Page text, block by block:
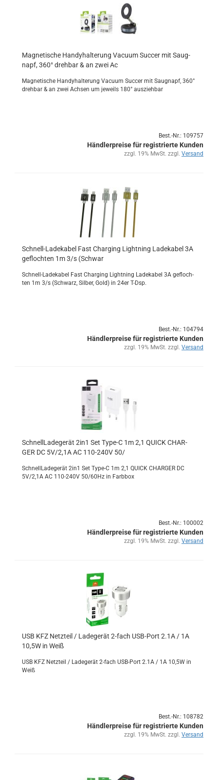
Ma­gne­ti­sche Han­dy­hal­te­rung Va­cu­um Suc­cer mit Saug­
napf, 360° dreh­bar & an zwei Ac
Ma­gne­ti­sche Han­dy­hal­te­rung Va­cu­um Suc­cer mit Saug­napf, 360°
dreh­bar & an zwei Ach­sen um je­weils 180° aus­zieh­bar
Best.-Nr.: 109757
Händlerpreise für registrierte Kunden
zzgl. 19% MwSt. zzgl. Versand
Schnell-​​La­de­ka­bel Fast Char­ging Light­ning La­de­ka­bel 3A
ge­floch­ten 1m 3/s (Schwar
Schnell-​Ladekabel Fast Char­ging Light­ning La­de­ka­bel 3A ge­floch­
ten 1m 3/s (Schwarz, Sil­ber, Gold) in 24er T-Dsp.
Best.-Nr.: 104794
Händlerpreise für registrierte Kunden
zzgl. 19% MwSt. zzgl. Versand
Schnell­La­de­ge­rät 2in1 Set Type-​C 1m 2,1 QUICK CHAR­
GER DC 5V/2,1A AC 110-​240V 50/
Schnell­La­de­ge­rät 2in1 Set Type-​C 1m 2,1 QUICK CHAR­GER DC
5V/2,1A AC 110-​240V 50/60Hz in Farb­box
Best.-Nr.: 100002
Händlerpreise für registrierte Kunden
zzgl. 19% MwSt. zzgl. Versand
USB KFZ Netz­teil / La­de­ge­rät 2-​fach USB-​Port 2.1A / 1A
10,5W in Weiß
USB KFZ Netz­teil / La­de­ge­rät 2-​fach USB-​Port 2.1A / 1A 10,5W in
Weiß
Best.-Nr.: 108782
Händlerpreise für registrierte Kunden
zzgl. 19% MwSt. zzgl. Versand